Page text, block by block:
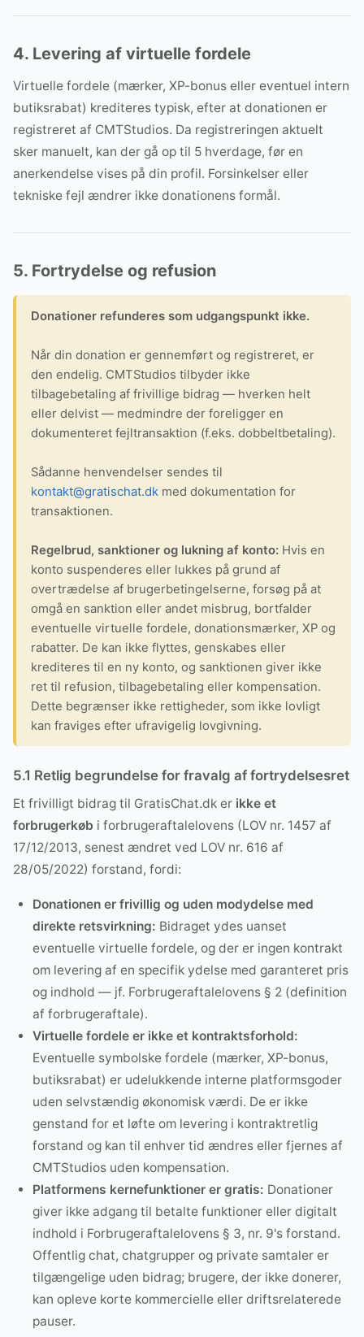
4. Levering af virtuelle fordele
Virtuelle fordele (mærker, XP-bonus eller eventuel intern
butiksrabat) krediteres typisk, efter at donationen er
registreret af CMTStudios. Da registreringen aktuelt
sker manuelt, kan der gå op til 5 hverdage, før en
anerkendelse vises på din profil. Forsinkelser eller
tekniske fejl ændrer ikke donationens formål.
5. Fortrydelse og refusion
Donationer refunderes som udgangspunkt ikke.
Når din donation er gennemført og registreret, er
den endelig. CMTStudios tilbyder ikke
tilbagebetaling af frivillige bidrag — hverken helt
eller delvist — medmindre der foreligger en
dokumenteret fejltransaktion (f.eks. dobbeltbetaling).
Sådanne henvendelser sendes til
kontakt@gratischat.dkmed dokumentation for
transaktionen.
Regelbrud, sanktioner og lukning af konto:Hvis en
konto suspenderes eller lukkes på grund af
overtrædelse af brugerbetingelserne, forsøg på at
omgå en sanktion eller andet misbrug, bortfalder
eventuelle virtuelle fordele, donationsmærker, XP og
rabatter. De kan ikke flyttes, genskabes eller
krediteres til en ny konto, og sanktionen giver ikke
ret til refusion, tilbagebetaling eller kompensation.
Dette begrænser ikke rettigheder, som ikke lovligt
kan fraviges efter ufravigelig lovgivning.
5.1 Retlig begrundelse for fravalg af fortrydelsesret
Et frivilligt bidrag til GratisChat.dk er ikke et
forbrugerkøb i forbrugeraftalelovens (LOV nr. 1457 af
17/12/2013, senest ændret ved LOV nr. 616 af
28/05/2022) forstand, fordi:
Donationen er frivillig og uden modydelse med
direkte retsvirkning: Bidraget ydes uanset
eventuelle virtuelle fordele, og der er ingen kontrakt
om levering af en specifik ydelse med garanteret pris
og indhold — jf. Forbrugeraftalelovens § 2 (definition
af forbrugeraftale).
Virtuelle fordele er ikke et kontraktsforhold:
Eventuelle symbolske fordele (mærker, XP-bonus,
butiksrabat) er udelukkende interne platformsgoder
uden selvstændig økonomisk værdi. De er ikke
genstand for et løfte om levering i kontraktretlig
forstand og kan til enhver tid ændres eller fjernes af
CMTStudios uden kompensation.
Platformens kernefunktioner er gratis: Donationer
giver ikke adgang til betalte funktioner eller digitalt
indhold i Forbrugeraftalelovens § 3, nr. 9's forstand.
Offentlig chat, chatgrupper og private samtaler er
tilgængelige uden bidrag; brugere, der ikke donerer,
kan opleve korte kommercielle eller driftsrelaterede
pauser.